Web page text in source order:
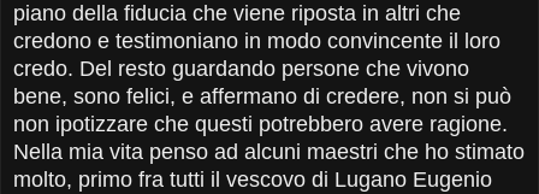
piano della fiducia che viene riposta in altri che
credono e testimoniano in modo convincente il loro
credo. Del resto guardando persone che vivono
bene, sono felici, e affermano di credere, non si può
non ipotizzare che questi potrebbero avere ragione.
Nella mia vita penso ad alcuni maestri che ho stimato
molto, primo fra tutti il vescovo di Lugano Eugenio